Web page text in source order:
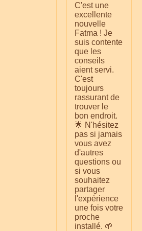
C'est une
excellente
nouvelle
Fatma ! Je
suis contente
que les
conseils
aient servi.
C'est
toujours
rassurant de
trouver le
bon endroit.
🌟 N'hésitez
pas si jamais
vous avez
d'autres
questions ou
si vous
souhaitez
partager
l'expérience
une fois votre
proche
installé. 🌱